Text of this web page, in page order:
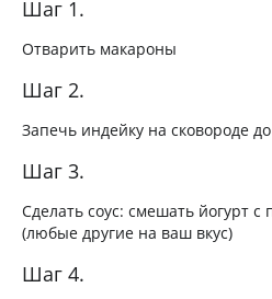
Шаг 1.
Отварить макароны
Шаг 2.
Запечь индейку на сковороде
Шаг 3.
Сделать соус: смешать йогурт
(любые другие на ваш вкус)
Шаг 4.